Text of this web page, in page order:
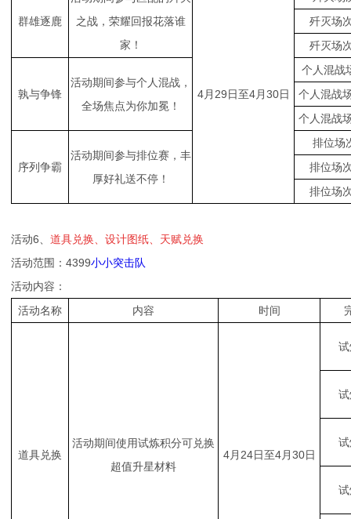
群雄逐鹿
之战，荣耀回报花落谁
家！
4月29日至4月30日
歼灭场
歼灭场
孰与争锋
活动期间参与个人混战，
全场焦点为你加冕！
个人混战
个人混战
个人混战
序列争霸
活动期间参与排位赛，丰
厚好礼送不停！
排位场
排位场
排位场
活动6、 道具兑换、设计图纸、天赋兑换
活动范围：4399小小突击队
活动内容：
活动名称
内容 时间
道具兑换
活动期间使用试炼积分可兑换
超值升星材料
4月24日至4月30日